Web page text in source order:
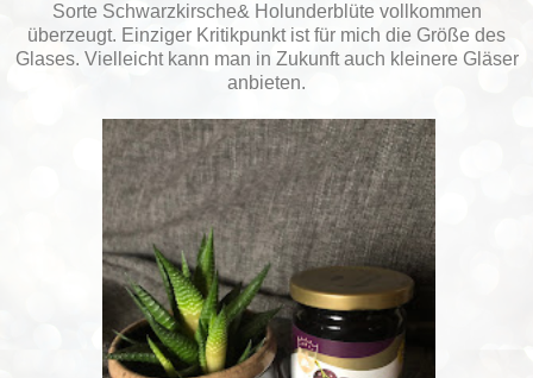
Sorte Schwarzkirsche& Holunderblüte vollkommen
überzeugt. Einziger Kritikpunkt ist für mich die Größe des
Glases. Vielleicht kann man in Zukunft auch kleinere Gläser
anbieten.